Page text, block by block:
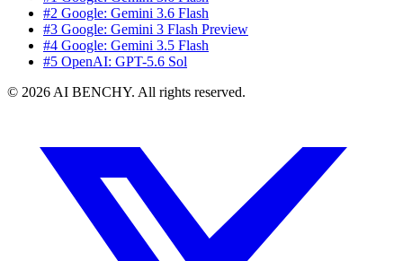
#2 Google: Gemini 3.6 Flash
#3 Google: Gemini 3 Flash Preview
#4 Google: Gemini 3.5 Flash
#5 OpenAI: GPT-5.6 Sol
© 2026 AI BENCHY. All rights reserved.